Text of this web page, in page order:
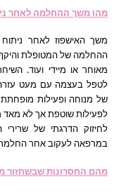
מהו משך ההחלמה לאחר
ההחלמה של המטופלת והיקף
מאוחר או מיידי ועוד.
לטפל בעצמה עם מעט
של מנוחה ופעילות מופחתת
לחיזוק הדרגתי של
במרפאה לעקוב אחר
מהם החסרונות שבשחזור